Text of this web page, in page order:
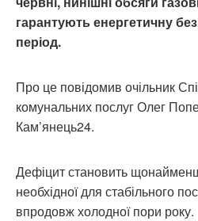
гарантують енергетичну
період.
Про це повідомив очільник
комунальних послуг Олег
Кам’янець24.
Дефіцит становить
необхідної для стабільного
впродовж холодної пори року.